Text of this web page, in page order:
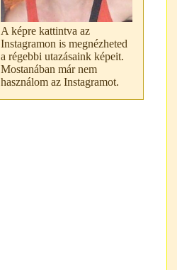
A képre kattintva az
Instagramon is megnézheted
a régebbi utazásaink képeit.
Mostanában már nem
használom az Instagramot.